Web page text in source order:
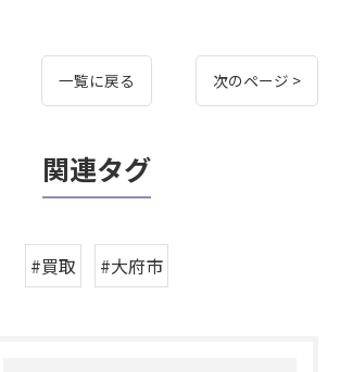
一覧に戻る 次のページ >
関連タグ
#買取 #大府市